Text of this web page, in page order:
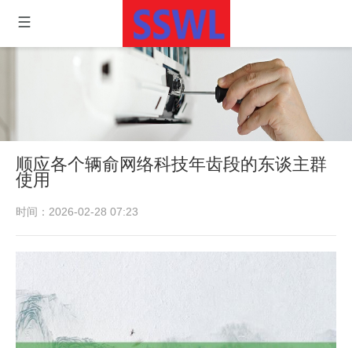
顺应各个辆俞网络科技年齿段的东谈主群
使用
时间：2026-02-28 07:23